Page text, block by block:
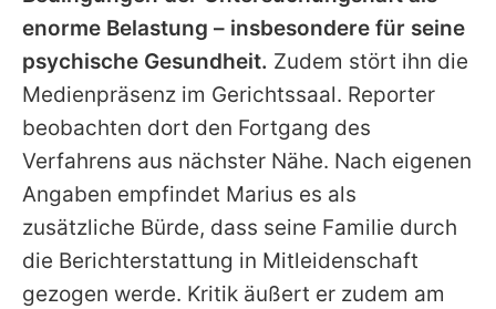
enorme Belastung – insbesondere für seine
psychische Gesundheit. Zudem stört ihn die
Medienpräsenz im Gerichtssaal. Reporter
beobachten dort den Fortgang des
Verfahrens aus nächster Nähe. Nach eigenen
Angaben empfindet Marius es als
zusätzliche Bürde, dass seine Familie durch
die Berichterstattung in Mitleidenschaft
gezogen werde. Kritik äußert er zudem am